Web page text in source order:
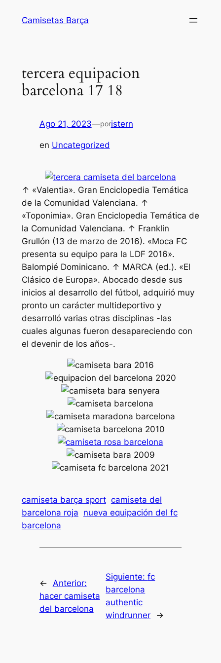
Camisetas Barça
tercera equipacion
barcelona 17 18
Ago 21, 2023—poristern
en Uncategorized
↑ «Valentia». Gran Enciclopedia Temática
de la Comunidad Valenciana. ↑
«Toponimia». Gran Enciclopedia Temática de
la Comunidad Valenciana. ↑ Franklin
Grullón (13 de marzo de 2016). «Moca FC
presenta su equipo para la LDF 2016».
Balompié Dominicano. ↑ MARCA (ed.). «El
Clásico de Europa». Abocado desde sus
inicios al desarrollo del fútbol, adquirió muy
pronto un carácter multideportivo y
desarrolló varias otras disciplinas -las
cuales algunas fueron desapareciendo con
el devenir de los años-.
camiseta barça sport camiseta del
barcelona roja nueva equipación del fc
barcelona
←
Anterior:
hacer camiseta
del barcelona
Siguiente:fc
barcelona
authentic
windrunner
→